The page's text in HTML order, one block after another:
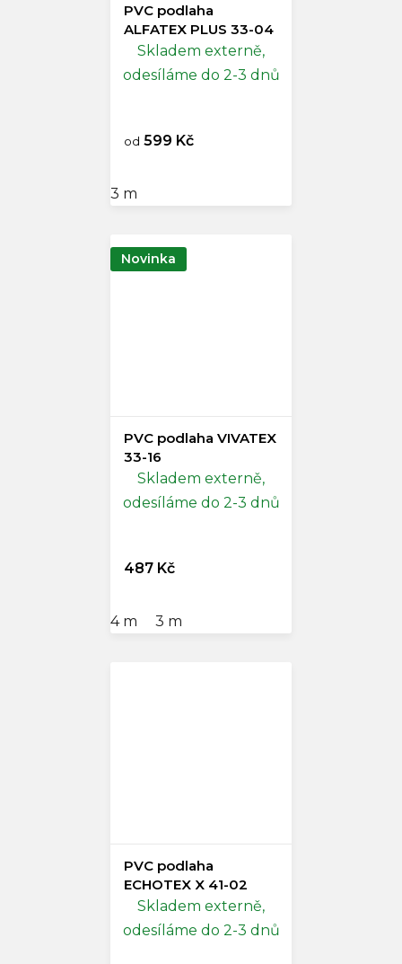
PVC podlaha
ALFATEX PLUS 33-04
Skladem externě,
odesíláme do 2-3 dnů
od 599 Kč
3 m
Novinka
PVC podlaha VIVATEX
33-16
Skladem externě,
odesíláme do 2-3 dnů
487 Kč
4 m 3 m
PVC podlaha
ECHOTEX X 41-02
Skladem externě,
odesíláme do 2-3 dnů